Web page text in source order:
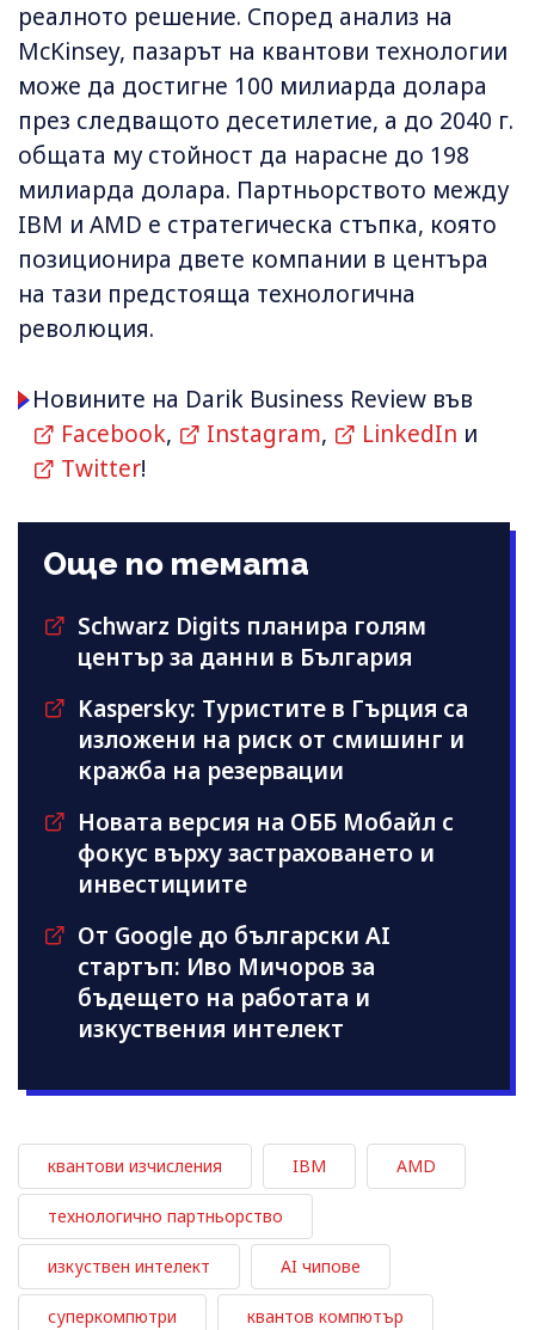
реалното решение. Според анализ на
McKinsey, пазарът на квантови технологии
може да достигне 100 милиарда долара
през следващото десетилетие, а до 2040 г.
общата му стойност да нарасне до 198
милиарда долара. Партньорството между
IBM и AMD е стратегическа стъпка, която
позиционира двете компании в центъра
на тази предстояща технологична
революция.
Новините на Darik Business Review във
Facebook, Instagram, LinkedIn и
Twitter!
Още по темата
Schwarz Digits планира голям
център за данни в България
Kaspersky: Туристите в Гърция са
изложени на риск от смишинг и
кражба на резервации
Новата версия на ОББ Мобайл с
фокус върху застраховането и
инвестициите
От Google до български AI
стартъп: Иво Мичоров за
бъдещето на работата и
изкуствения интелект
квантови изчисления IBM AMD
технологично партньорство
изкуствен интелект AI чипове
суперкомпютри квантов компютър